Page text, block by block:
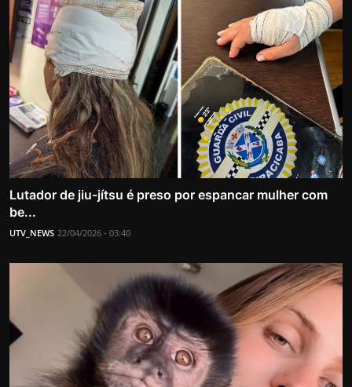
Lutador de jiu-jítsu é preso por espancar mulher com
be...
UTV_NEWS 22/04/2026 - 03:40